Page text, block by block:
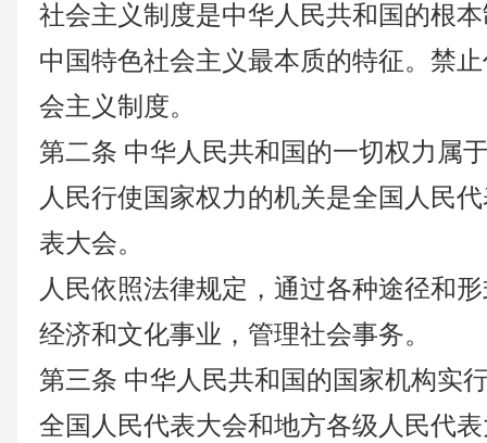
社会主义制度是中华人民共和国的根
中国特色社会主义最本质的特征。禁
会主义制度。
第二条 中华人民共和国的一切权力属
人民行使国家权力的机关是全国人民
表大会。
人民依照法律规定，通过各种途径和
经济和文化事业，管理社会事务。
第三条 中华人民共和国的国家机构实
全国人民代表大会和地方各级人民代